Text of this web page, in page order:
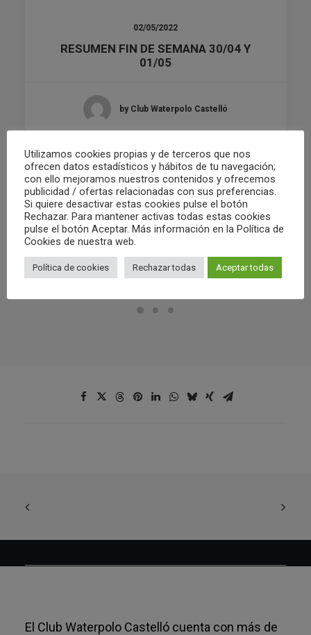
02/05/2022
RESUMEN FIN DE SEMANA 30/04 Y
01/05
by Club Waterpolo Castelló
El Club Waterpolo Castelló cuenta con más de
Utilizamos cookies propias y de terceros que nos
ofrecen datos estadísticos y hábitos de tu navegación;
con ello mejoramos nuestros contenidos y ofrecemos
publicidad / ofertas relacionadas con sus preferencias.
Si quiere desactivar estas cookies pulse el botón
Rechazar. Para mantener activas todas estas cookies
pulse el botón Aceptar. Más información en la Política de
Cookies de nuestra web.
Política de cookies Rechazar todas Aceptar todas